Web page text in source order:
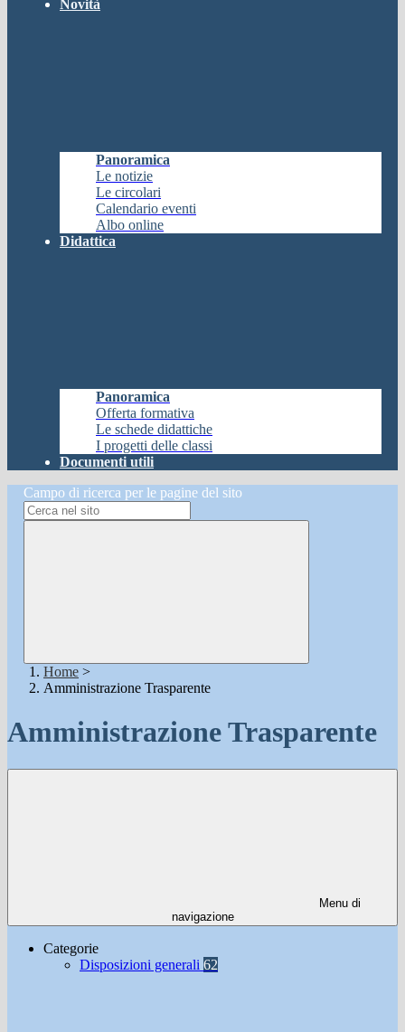
Novità
Panoramica
Le notizie
Le circolari
Calendario eventi
Albo online
Didattica
Panoramica
Offerta formativa
Le schede didattiche
I progetti delle classi
Documenti utili
Campo di ricerca per le pagine del sito
Home >
Amministrazione Trasparente
Amministrazione Trasparente
Menu di
navigazione
Categorie
Disposizioni generali 62